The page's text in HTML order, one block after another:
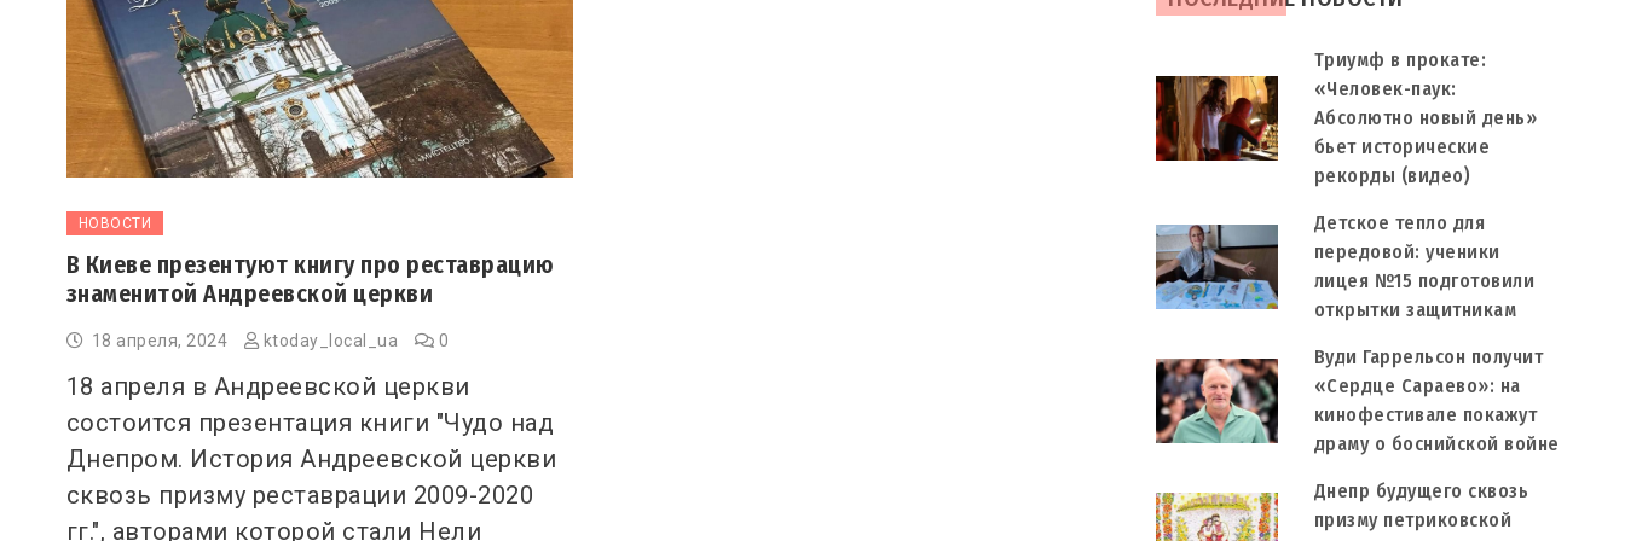
НОВОСТИ
В Киеве презентуют книгу про реставрацию
знаменитой Андреевской церкви
18 апреля, 2024 ktoday_local_ua 0
18 апреля в Андреевской церкви
состоится презентация книги "Чудо над
Днепром. История Андреевской церкви
сквозь призму реставрации 2009-2020
гг.", авторами которой стали Нели
Триумф в прокате:
«Человек-паук:
Абсолютно новый день»
бьет исторические
рекорды (видео)
Детское тепло для
передовой: ученики
лицея №15 подготовили
открытки защитникам
Вуди Гаррельсон получит
«Сердце Сараево»: на
кинофестивале покажут
драму о боснийской войне
Днепр будущего сквозь
призму петриковской